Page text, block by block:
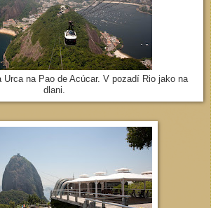
Urca na Pao de Acúcar. V pozadí Rio jako na
dlani.